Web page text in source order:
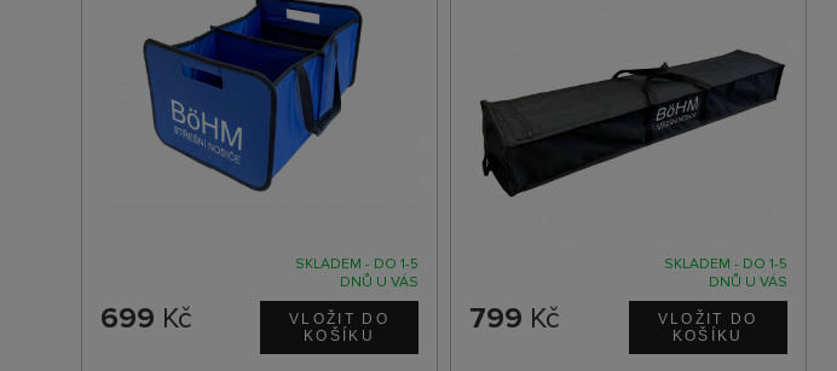
SKLADEM - DO 1-5
DNŮ U VÁS
699 Kč
SKLADEM - DO 1-5
DNŮ U VÁS
799 Kč